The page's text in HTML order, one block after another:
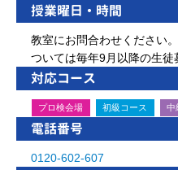
授業曜日・時間
教室にお問合わせください
ついては毎年9月以降の生徒
対応コース
プロ検会場 初級コース 中
電話番号
0120-602-607